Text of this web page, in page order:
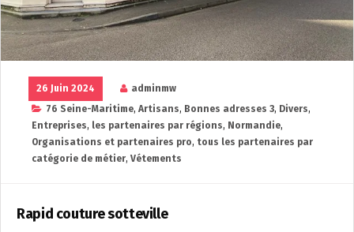
26 Juin 2024
adminmw
76 Seine-Maritime, Artisans, Bonnes adresses 3, Divers,
Entreprises, les partenaires par régions, Normandie,
Organisations et partenaires pro, tous les partenaires par
catégorie de métier, Vétements
Rapid couture sotteville